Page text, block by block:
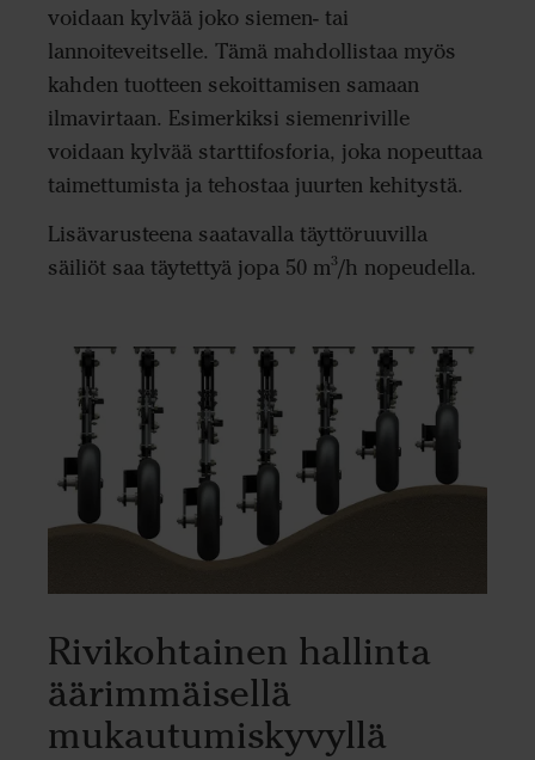
voidaan kylvää joko siemen- tai
lannoiteveitselle. Tämä mahdollistaa myös
kahden tuotteen sekoittamisen samaan
ilmavirtaan. Esimerkiksi siemenriville
voidaan kylvää starttifosforia, joka nopeuttaa
taimettumista ja tehostaa juurten kehitystä.
Lisävarusteena saatavalla täyttöruuvilla
säiliöt saa täytettyä jopa 50 m³/h nopeudella.
Rivikohtainen hallinta
äärimmäisellä
mukautumiskyvyllä